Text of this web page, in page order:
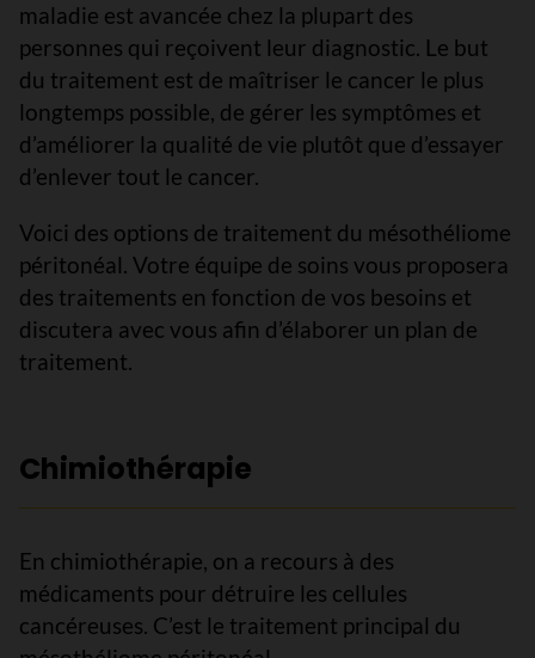
maladie est avancée chez la plupart des
personnes qui reçoivent leur diagnostic. Le but
du traitement est de maîtriser le cancer le plus
longtemps possible, de gérer les symptômes et
d’améliorer la qualité de vie plutôt que d’essayer
d’enlever tout le cancer.
Voici des options de traitement du mésothéliome
péritonéal. Votre équipe de soins vous proposera
des traitements en fonction de vos besoins et
discutera avec vous afin d’élaborer un plan de
traitement.
Chimiothérapie
En chimiothérapie, on a recours à des
médicaments pour détruire les cellules
cancéreuses. C’est le traitement principal du